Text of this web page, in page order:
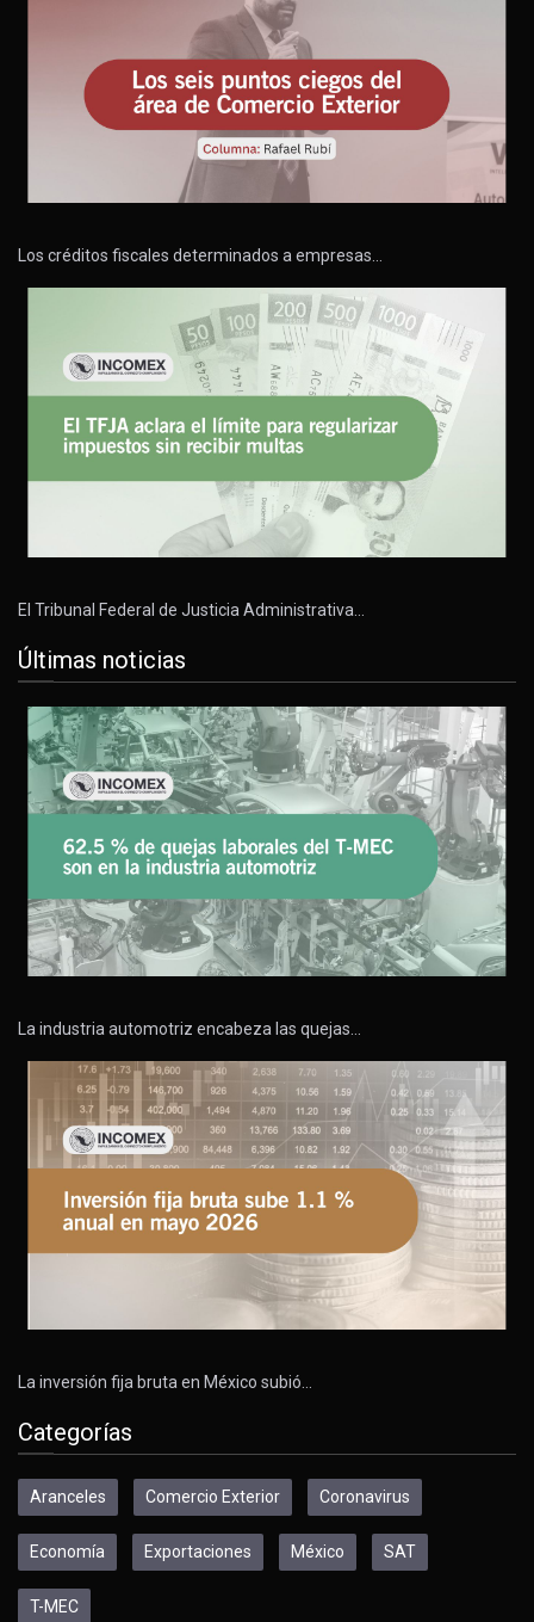
Los créditos fiscales determinados a empresas…
El Tribunal Federal de Justicia Administrativa…
Últimas noticias
La industria automotriz encabeza las quejas…
La inversión fija bruta en México subió…
Categorías
Aranceles Comercio Exterior Coronavirus
Economía Exportaciones México SAT
T-MEC